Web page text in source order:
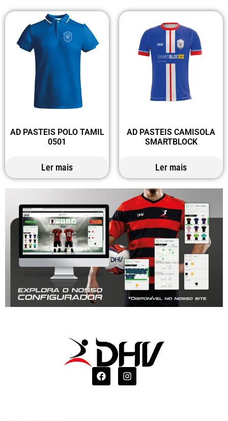
AD PASTEIS POLO TAMIL
0501
Ler mais
AD PASTEIS CAMISOLA
SMARTBLOCK
Ler mais